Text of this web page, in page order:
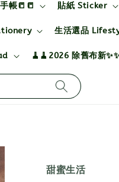
帳📒📒 貼紙 Sticker
生活選品
🧹🧹2026 除舊布新
甜蜜生活